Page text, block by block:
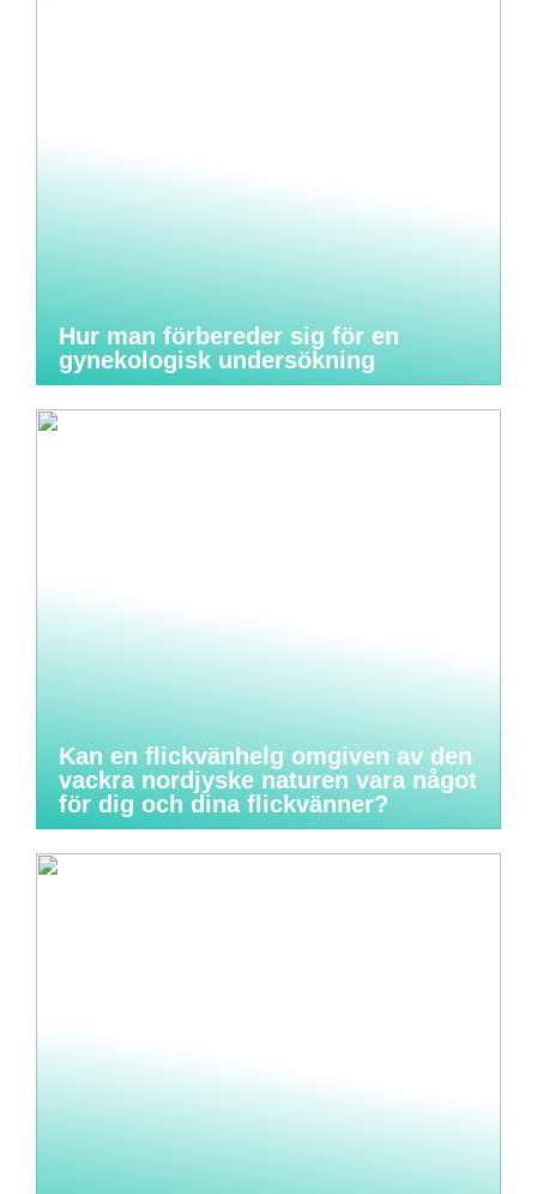
Hur man förbereder sig för en
gynekologisk undersökning
Kan en flickvänhelg omgiven av den
vackra nordjyske naturen vara något
för dig och dina flickvänner?